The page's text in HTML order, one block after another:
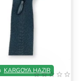
İNDIRIMDE
KARGOYA HAZIR